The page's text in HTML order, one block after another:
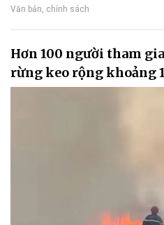
Văn bản, chính sách
Hơn 100 người tham
rừng keo rộng khoảng